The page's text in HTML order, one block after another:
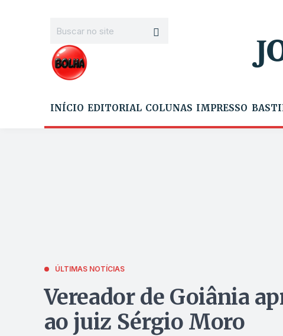
INÍCIO EDITORIAL COLUNAS IMPRESSO
ÚLTIMAS NOTÍCIAS
Vereador de Goiânia
ao juiz Sérgio Moro